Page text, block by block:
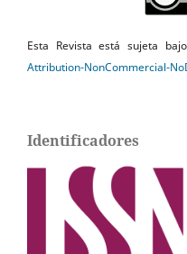
Esta Revista está sujeta
Attribution-NonCommercial-
Identificadores